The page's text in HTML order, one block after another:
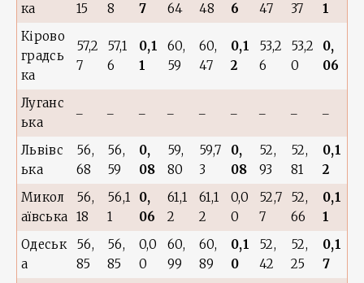
ка
15
8
7
64
48
6
47
37
1
Кірово
градсь
ка
57,2
7
57,1
6
0,1
1
60,
59
60,
47
0,1
2
53,2
6
53,2
0
0,
06
Луганс
ька
‒ ‒ ‒ ‒ ‒ ‒ ‒ ‒ ‒
Львівс
ька
56,
68
56,
59
0,
08
59,
80
59,7
3
0,
08
52,
93
52,
81
0,1
2
Микол
аївська
56,
18
56,1
1
0,
06
61,1
2
61,1
2
0,0
0
52,7
7
52,
66
0,1
1
Одеськ
а
56,
85
56,
85
0,0
0
60,
99
60,
89
0,1
0
52,
42
52,
25
0,1
7